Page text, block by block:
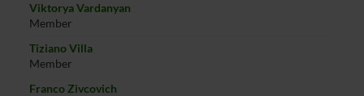
Viktorya Vardanyan
Member
Tiziano Villa
Member
Franco Zivcovich